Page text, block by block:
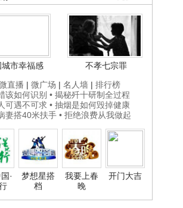
城市幸福感
不孝七宗罪
直播 | 微广场 | 名人墙 | 排行榜
该如何识别 • 揭秘歼十研制全过程
可遇不可求 • 抽烟是如何毁掉健康
妻搭40米扶手 • 拒绝浪费从我做起
·
梦想星搭
档
我要上春
晚
开门大吉